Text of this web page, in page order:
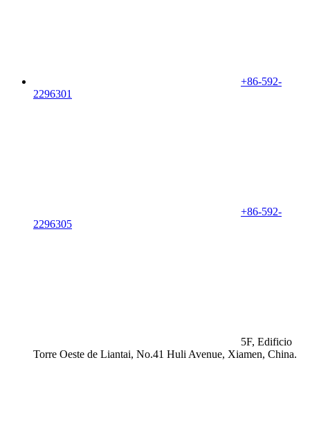
+86-592-
2296301
+86-592-
2296305
5F, Edificio
Torre Oeste de Liantai, No.41 Huli Avenue, Xiamen, China.